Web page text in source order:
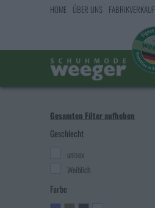
HOME ÜBER UNS FABRIKVERKAUF
Gesamten Filter aufheben
Geschlecht
unisex
Weiblich
Farbe